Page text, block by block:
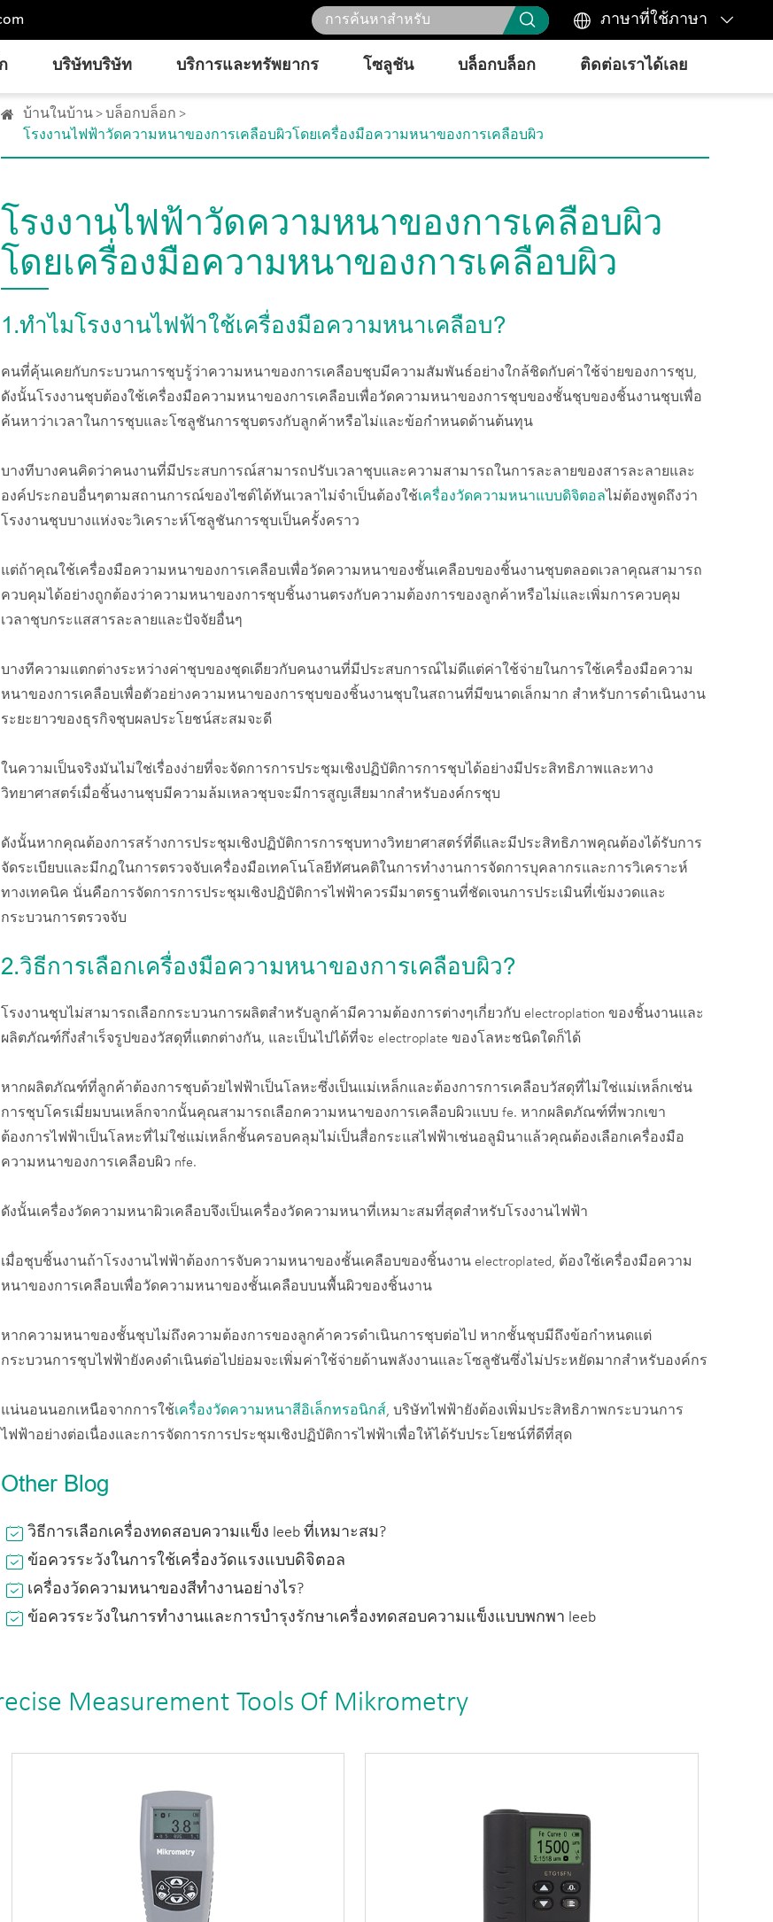
  ภาษาที่ใช้ภาษา 
บริษัทบริษัท บริการและทรัพยากร โซลูชัน บล็อกบล็อก ติดต่อเราได้เลย
บ้านในบ้าน
บล็อกบล็อก
โรงงานไฟฟ้าวัดความหนาของการเคลือบผิวโดยเครื่องมือความหนาของการเคลือบผิว
โรงงานไฟฟ้าวัดความหนาของการเคลือบผิว
โดยเครื่องมือความหนาของการเคลือบผิว
1.ทำไมโรงงานไฟฟ้าใช้เครื่องมือความหนาเคลือบ?
คนที่คุ้นเคยกับกระบวนการชุบรู้ว่าความหนาของการเคลือบชุบมีความสัมพันธ์อย่างใกล้ชิดกับค่าใช้จ่ายของการชุบ,
ดังนั้นโรงงานชุบต้องใช้เครื่องมือความหนาของการเคลือบเพื่อวัดความหนาของการชุบของชั้นชุบของชิ้นงานชุบเพื่อ
ค้นหาว่าเวลาในการชุบและโซลูชันการชุบตรงกับลูกค้าหรือไม่และข้อกำหนดด้านต้นทุน
บางทีบางคนคิดว่าคนงานที่มีประสบการณ์สามารถปรับเวลาชุบและความสามารถในการละลายของสารละลายและ
องค์ประกอบอื่นๆตามสถานการณ์ของไซต์ได้ทันเวลาไม่จำเป็นต้องใช้เครื่องวัดความหนาแบบดิจิตอล ไม่ต้องพูดถึงว่า
โรงงานชุบบางแห่งจะวิเคราะห์โซลูชันการชุบเป็นครั้งคราว
แต่ถ้าคุณใช้เครื่องมือความหนาของการเคลือบเพื่อวัดความหนาของชั้นเคลือบของชิ้นงานชุบตลอดเวลาคุณสามารถ
ควบคุมได้อย่างถูกต้องว่าความหนาของการชุบชิ้นงานตรงกับความต้องการของลูกค้าหรือไม่และเพิ่มการควบคุม
เวลาชุบกระแสสารละลายและปัจจัยอื่นๆ
บางทีความแตกต่างระหว่างค่าชุบของชุดเดียวกับคนงานที่มีประสบการณ์ไม่ดีแต่ค่าใช้จ่ายในการใช้เครื่องมือความ
หนาของการเคลือบเพื่อตัวอย่างความหนาของการชุบของชิ้นงานชุบในสถานที่มีขนาดเล็กมาก สำหรับการดำเนินงาน
ระยะยาวของธุรกิจชุบผลประโยชน์สะสมจะดี
ในความเป็นจริงมันไม่ใช่เรื่องง่ายที่จะจัดการการประชุมเชิงปฏิบัติการการชุบได้อย่างมีประสิทธิภาพและทาง
วิทยาศาสตร์เมื่อชิ้นงานชุบมีความล้มเหลวชุบจะมีการสูญเสียมากสำหรับองค์กรชุบ
ดังนั้นหากคุณต้องการสร้างการประชุมเชิงปฏิบัติการการชุบทางวิทยาศาสตร์ที่ดีและมีประสิทธิภาพคุณต้องได้รับการ
จัดระเบียบและมีกฎในการตรวจจับเครื่องมือเทคโนโลยีทัศนคติในการทำงานการจัดการบุคลากรและการวิเคราะห์
ทางเทคนิค นั่นคือการจัดการการประชุมเชิงปฏิบัติการไฟฟ้าควรมีมาตรฐานที่ชัดเจนการประเมินที่เข้มงวดและ
กระบวนการตรวจจับ
2.วิธีการเลือกเครื่องมือความหนาของการเคลือบผิว?
โรงงานชุบไม่สามารถเลือกกระบวนการผลิตสำหรับลูกค้ามีความต้องการต่างๆเกี่ยวกับ electroplation ของชิ้นงานและ
ผลิตภัณฑ์กึ่งสำเร็จรูปของวัสดุที่แตกต่างกัน, และเป็นไปได้ที่จะ electroplate ของโลหะชนิดใดก็ได้
หากผลิตภัณฑ์ที่ลูกค้าต้องการชุบด้วยไฟฟ้าเป็นโลหะซึ่งเป็นแม่เหล็กและต้องการการเคลือบวัสดุที่ไม่ใช่แม่เหล็กเช่น
การชุบโครเมี่ยมบนเหล็กจากนั้นคุณสามารถเลือกความหนาของการเคลือบผิวแบบ fe. หากผลิตภัณฑ์ที่พวกเขา
ต้องการไฟฟ้าเป็นโลหะที่ไม่ใช่แม่เหล็กชั้นครอบคลุมไม่เป็นสื่อกระแสไฟฟ้าเช่นอลูมินาแล้วคุณต้องเลือกเครื่องมือ
ความหนาของการเคลือบผิว nfe.
ดังนั้นเครื่องวัดความหนาผิวเคลือบจึงเป็นเครื่องวัดความหนาที่เหมาะสมที่สุดสำหรับโรงงานไฟฟ้า
เมื่อชุบชิ้นงานถ้าโรงงานไฟฟ้าต้องการจับความหนาของชั้นเคลือบของชิ้นงาน electroplated, ต้องใช้เครื่องมือความ
หนาของการเคลือบเพื่อวัดความหนาของชั้นเคลือบบนพื้นผิวของชิ้นงาน
หากความหนาของชั้นชุบไม่ถึงความต้องการของลูกค้าควรดำเนินการชุบต่อไป หากชั้นชุบมีถึงข้อกำหนดแต่
กระบวนการชุบไฟฟ้ายังคงดำเนินต่อไปย่อมจะเพิ่มค่าใช้จ่ายด้านพลังงานและโซลูชันซึ่งไม่ประหยัดมากสำหรับองค์กร
แน่นอนนอกเหนือจากการใช้เครื่องวัดความหนาสีอิเล็กทรอนิกส์, บริษัทไฟฟ้ายังต้องเพิ่มประสิทธิภาพกระบวนการ
ไฟฟ้าอย่างต่อเนื่องและการจัดการการประชุมเชิงปฏิบัติการไฟฟ้าเพื่อให้ได้รับประโยชน์ที่ดีที่สุด
Other Blog
วิธีการเลือกเครื่องทดสอบความแข็ง leeb ที่เหมาะสม?
ข้อควรระวังในการใช้เครื่องวัดแรงแบบดิจิตอล
เครื่องวัดความหนาของสีทำงานอย่างไร?
ข้อควรระวังในการทำงานและการบำรุงรักษาเครื่องทดสอบความแข็งแบบพกพา leeb
Measurement Tools Of Mikrometry